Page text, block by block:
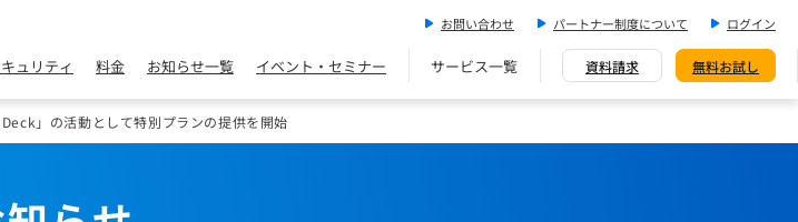
お問い合わせ パートナー制度について ログイン
ュリティ 料金 お知らせ一覧 イベント・セミナー サービス一覧 資料請求 無料お試し
」の活動として特別プランの提供を開始